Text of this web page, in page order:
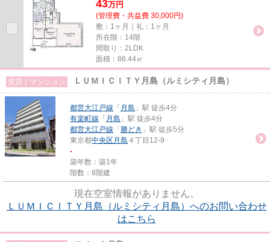
43万円
(管理費・共益費 30,000円)
敷：1ヶ月｜礼：1ヶ月
所在階：14階
間取り：2LDK
面積：86.44㎡
賃貸｜マンション ＬＵＭＩＣＩＴＹ月島（ルミシティ月島）
都営大江戸線 「 月島 」駅 徒歩4分
有楽町線 「 月島 」駅 徒歩4分
都営大江戸線 「 勝どき 」駅 徒歩5分
東京都中央区 月島 ４丁目12-9
-
築年数：築1年
階数：8階建
現在空室情報がありません。
ＬＵＭＩＣＩＴＹ月島（ルミシティ月島）へのお問い合わせ
はこちら